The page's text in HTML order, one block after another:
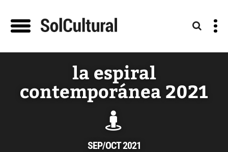
la espiral
contemporánea 2021
SEP/OCT 2021